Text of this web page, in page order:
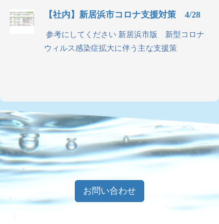
【社内】新居浜市コロナ支援対策 4/28
参考にしてください 新居浜市版 新型コロナ
ウィルス感染症拡大に伴う主な支援策
お問い合わせ